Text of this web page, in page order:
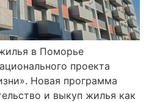
в Поморье
проекта
Новая программа
и выкуп жилья как